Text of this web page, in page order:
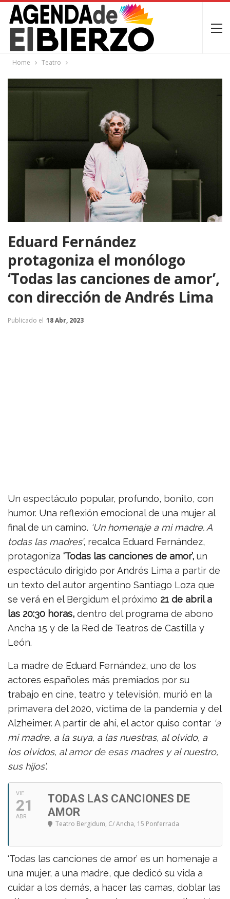
Home Teatro
Eduard Fernández
protagoniza el monólogo
‘Todas las canciones de amor’,
con dirección de Andrés Lima
Publicado el 18 Abr, 2023
Un espectáculo popular, profundo, bonito, con
humor. Una reflexión emocional de una mujer al
final de un camino. ‘Un homenaje a mi madre. A
todas las madres’, recalca Eduard Fernández,
protagoniza ‘Todas las canciones de amor’, un
espectáculo dirigido por Andrés Lima a partir de
un texto del autor argentino Santiago Loza que
se verá en el Bergidum el próximo 21 de abril a
las 20:30 horas, dentro del programa de abono
Ancha 15 y de la Red de Teatros de Castilla y
León.
La madre de Eduard Fernández, uno de los
actores españoles más premiados por su
trabajo en cine, teatro y televisión, murió en la
primavera del 2020, víctima de la pandemia y del
Alzheimer. A partir de ahí, el actor quiso contar ‘a
mi madre, a la suya, a las nuestras, al olvido, a
los olvidos, al amor de esas madres y al nuestro,
sus hijos’.
VIE
21
ABR
TODAS LAS CANCIONES DE
AMOR
Teatro Bergidum, C/ Ancha, 15 Ponferrada
‘Todas las canciones de amor’ es un homenaje a
una mujer, a una madre, que dedicó su vida a
cuidar a los demás, a hacer las camas, doblar las